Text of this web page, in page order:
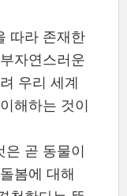
따라 존재한
자연스러운
우리 세계
해하는 것이
은 곧 동물이
봄에 대해